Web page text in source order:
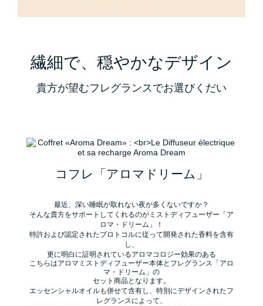
繊細で、穏やかなデザイン
貴方が望むフレグランスでお選びくだい
コフレ「アロマドリーム」
最近、深い睡眠が取れない夜が多くないですか？
そんな貴方をサポートしてくれるのがミストディフューザー「ア
ロマ・ドリーム」！
特許および認定されたプロトコルに従って開発された香料を含有
し、
更に明白に証明されているアロマコロジー効果のある
こちらはアロマミストディフューザー本体とフレグランス「アロ
マ・ドリーム」の
セット商品となります。
エッセンシャルオイルも併せて含有し、特別にデザインされたフ
レグランスによって、